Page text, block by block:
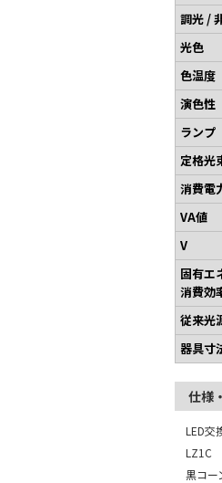
調光 /
光色
色温度
演色性
ランプ
定格光
消費電
VA値
V
固有エ
消費効
従来光
器具寸
仕様
LED交
LZ1C
黒コー